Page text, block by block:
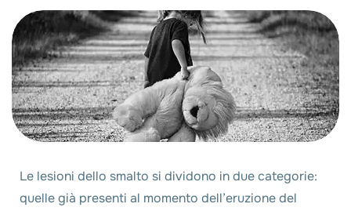
Le lesioni dello smalto si dividono in due categorie:
quelle già presenti al momento dell’eruzione del